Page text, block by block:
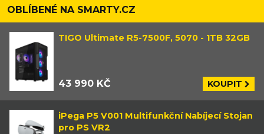
OBLÍBENÉ NA SMARTY.CZ
TIGO Ultimate R5-7500F, 5070 - 1TB 32GB
43 990 KČ KOUPIT
iPega P5 V001 Multifunkční Nabíjecí Stojan
pro PS VR2